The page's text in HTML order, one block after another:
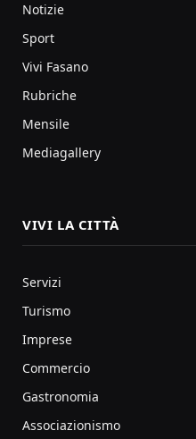
Notizie
Sport
Vivi Fasano
Rubriche
Mensile
Mediagallery
VIVI LA CITTÀ
Servizi
Turismo
Imprese
Commercio
Gastronomia
Associazionismo